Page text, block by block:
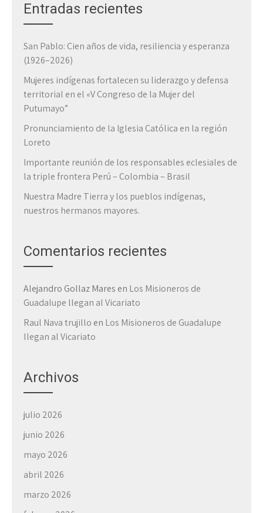
Entradas recientes
San Pablo: Cien años de vida, resiliencia y esperanza
(1926–2026)
Mujeres indígenas fortalecen su liderazgo y defensa
territorial en el «V Congreso de la Mujer del
Putumayo”
Pronunciamiento de la Iglesia Católica en la región
Loreto
Importante reunión de los responsables eclesiales de
la triple frontera Perú – Colombia – Brasil
Nuestra Madre Tierra y los pueblos indígenas,
nuestros hermanos mayores.
Comentarios recientes
Alejandro Gollaz Mares en Los Misioneros de
Guadalupe llegan al Vicariato
Raul Nava trujillo en Los Misioneros de Guadalupe
llegan al Vicariato
Archivos
julio 2026
junio 2026
mayo 2026
abril 2026
marzo 2026